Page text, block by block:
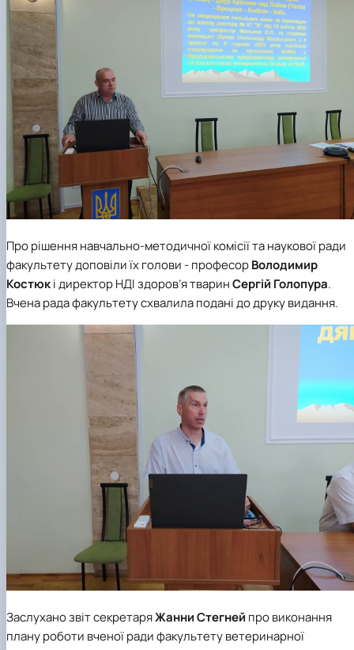
Про рішення навчально-методичної комісії та наукової ради
факультету доповіли їх голови - професорВолодимир
Костюкі директор НДІ здоров’я тваринСергій Голопура.
Вчена рада факультету схвалила подані до друку видання.
Заслухано звіт секретаряЖанни Стегней про виконання
плану роботи вченої ради факультету ветеринарної